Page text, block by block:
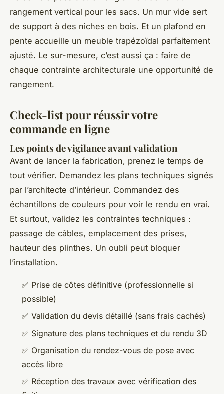
rangement vertical pour les sacs. Un mur vide sert
de support à des niches en bois. Et un plafond en
pente accueille un meuble trapézoïdal parfaitement
ajusté. Le sur-mesure, c’est aussi ça : faire de
chaque contrainte architecturale une opportunité de
rangement.
Check-list pour réussir votre
commande en ligne
Les points de vigilance avant validation
Avant de lancer la fabrication, prenez le temps de
tout vérifier. Demandez les plans techniques signés
par l’architecte d’intérieur. Commandez des
échantillons de couleurs pour voir le rendu en vrai.
Et surtout, validez les contraintes techniques :
passage de câbles, emplacement des prises,
hauteur des plinthes. Un oubli peut bloquer
l’installation.
✅ Prise de côtes définitive (professionnelle si
possible)
✅ Validation du devis détaillé (sans frais cachés)
✅ Signature des plans techniques et du rendu 3D
✅ Organisation du rendez-vous de pose avec
accès libre
✅ Réception des travaux avec vérification des